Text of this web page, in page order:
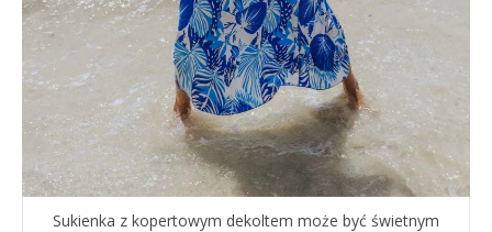
Sukienka z kopertowym dekoltem może być świetnym